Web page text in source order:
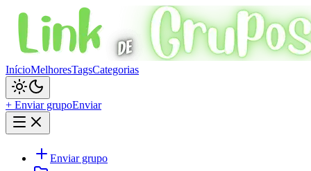
InícioMelhoresTagsCategorias
+ Enviar grupoEnviar
Enviar grupo